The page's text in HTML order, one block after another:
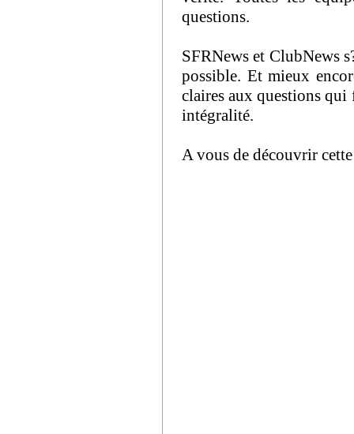
questions.
SFRNews et ClubNews
possible. Et mieux
claires aux questions qui
intégralité.
A vous de découvrir